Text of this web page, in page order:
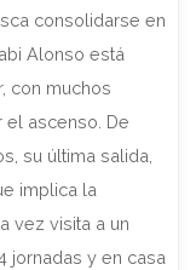
consolidarse en
Alonso está
con muchos
el ascenso. De
su última salida,
implica la
vez visita a un
jornadas y en casa